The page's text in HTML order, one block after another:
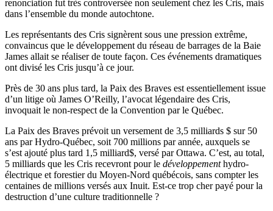
renonciation fut très controversée non seulement chez les Cris, mais
dans l’ensemble du monde autochtone.
Les représentants des Cris signèrent sous une pression extrême,
convaincus que le développement du réseau de barrages de la Baie
James allait se réaliser de toute façon. Ces événements dramatiques
ont divisé les Cris jusqu’à ce jour.
Près de 30 ans plus tard, la Paix des Braves est essentiellement issue
d’un litige où James O’Reilly, l’avocat légendaire des Cris,
invoquait le non-respect de la Convention par le Québec.
La Paix des Braves prévoit un versement de 3,5 milliards $ sur 50
ans par Hydro-Québec, soit 700 millions par année, auxquels se
s’est ajouté plus tard 1,5 milliard$, versé par Ottawa. C’est, au total,
5 milliards que les Cris recevront pour le développementhydro-
électrique et forestier du Moyen-Nord québécois, sans compter les
centaines de millions versés aux Inuit. Est-ce trop cher payé pour la
destruction d’une culture traditionnelle ?